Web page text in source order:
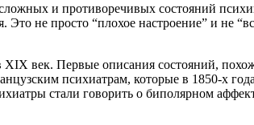
и противоречивых состояний
Это не просто “плохое настроение” и не
XIX век. Первые описания состояний,
психиатрам, которые в 1850-х
стали говорить о биполярном